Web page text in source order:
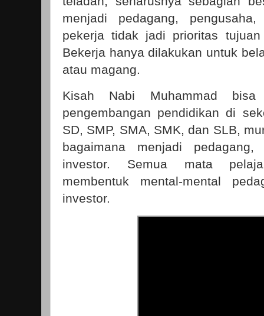
menjadi pedagang,
pekerja tidak jadi prioritas
Bekerja hanya dilakukan untuk
atau magang.
Kisah Nabi Muhammad
pengembangan pendidikan di
SD, SMP, SMA, SMK, dan SLB,
bagaimana menjadi
investor. Semua mata
membentuk mental-mental
investor.